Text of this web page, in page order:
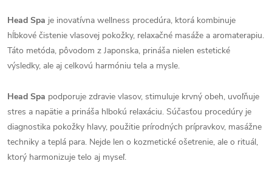
Head Spa je inovatívna wellness procedúra, ktorá kombinuje
hĺbkové čistenie vlasovej pokožky, relaxačné masáže a aromaterapiu.
Táto metóda, pôvodom z Japonska, prináša nielen estetické
výsledky, ale aj celkovú harmóniu tela a mysle.
Head Spa podporuje zdravie vlasov, stimuluje krvný obeh, uvoľňuje
stres a napätie a prináša hlbokú relaxáciu. Súčasťou procedúry je
diagnostika pokožky hlavy, použitie prírodných prípravkov, masážne
techniky a teplá para. Nejde len o kozmetické ošetrenie, ale o rituál,
ktorý harmonizuje telo aj myseľ.